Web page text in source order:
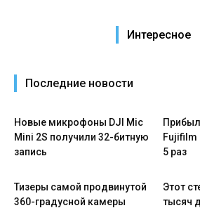
Интересное
Последние новости
Новые микрофоны DJI Mic
Mini 2S получили 32-битную
запись
Fujifilm
5 раз
Тизеры самой продвинутой
360-градусной камеры
Этот
тысяч